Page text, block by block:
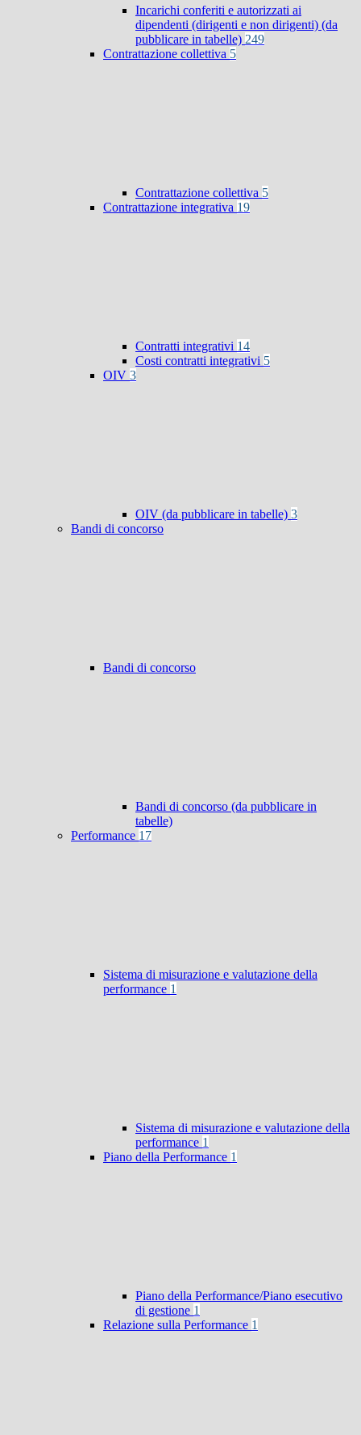
Incarichi conferiti e autorizzati ai
dipendenti (dirigenti e non dirigenti) (da
pubblicare in tabelle) 249
Contrattazione collettiva 5
Contrattazione collettiva 5
Contrattazione integrativa 19
Contratti integrativi 14
Costi contratti integrativi 5
OIV 3
OIV (da pubblicare in tabelle) 3
Bandi di concorso
Bandi di concorso
Bandi di concorso (da pubblicare in
tabelle)
Performance 17
Sistema di misurazione e valutazione della
performance 1
Sistema di misurazione e valutazione della
performance 1
Piano della Performance 1
Piano della Performance/Piano esecutivo
di gestione 1
Relazione sulla Performance 1